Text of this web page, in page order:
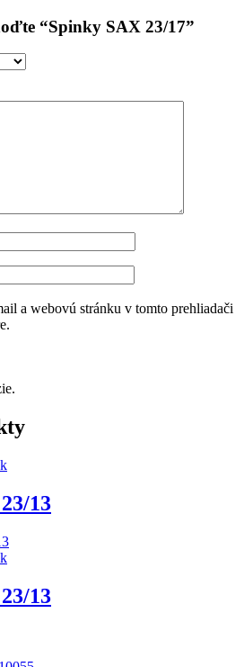
“Spinky SAX 23/17”
a webovú stránku v tomto prehliadači
13
13